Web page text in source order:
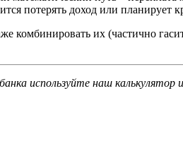
потерять доход или планирует
комбинировать их (частично
используйте наш калькулятор